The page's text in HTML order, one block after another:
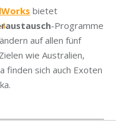
bietet
-Programme
auf allen fünf
wie Australien,
finden sich auch Exoten